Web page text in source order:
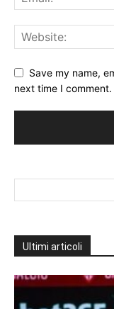
Save my name,
next time I comment.
Ultimi articoli